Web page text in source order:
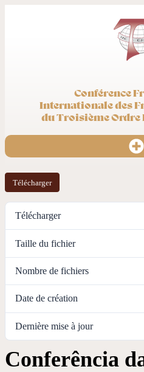
Conférence
Internationale des
du Troisième Ordre
Télécharger
Télécharger
Taille du fichier
Nombre de fichiers
Date de création
Dernière mise à jour
Conferência